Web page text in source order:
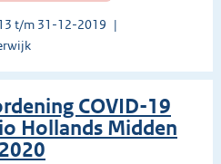
t/m 31-12-2019
COVID-19
Hollands Midden